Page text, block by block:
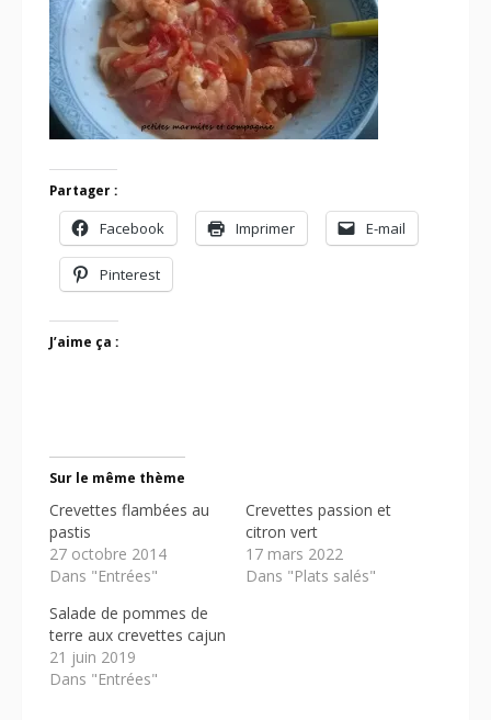
Partager :
Facebook Imprimer E-mail
Pinterest
J’aime ça :
Sur le même thème
Crevettes flambées au
pastis
27 octobre 2014
Dans "Entrées"
Crevettes passion et
citron vert
17 mars 2022
Dans "Plats salés"
Salade de pommes de
terre aux crevettes cajun
21 juin 2019
Dans "Entrées"